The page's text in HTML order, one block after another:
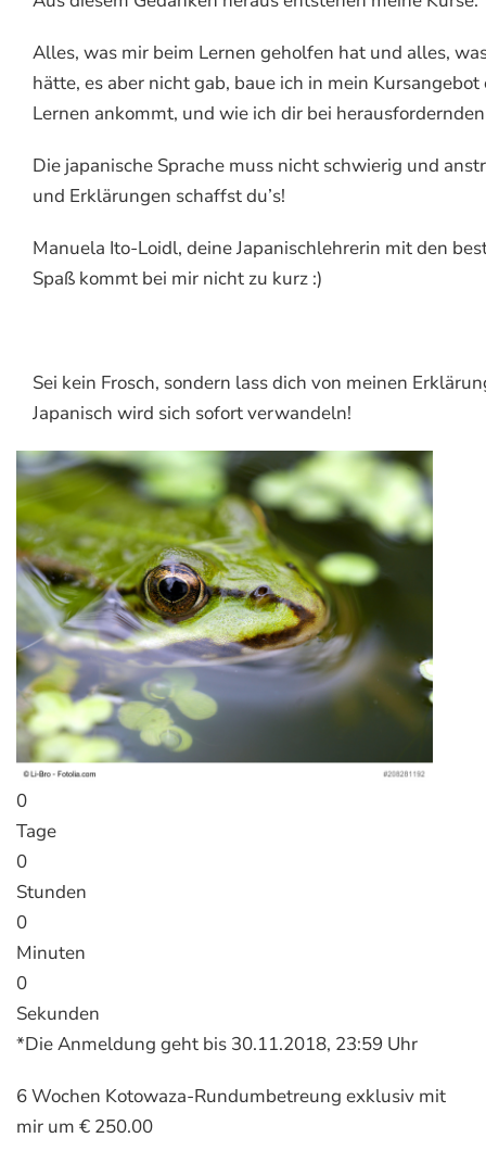
Alles, was mir beim Lernen geholfen hat und alles,
hätte, es aber nicht gab, baue ich in mein
Lernen ankommt, und wie ich dir bei
Die japanische Sprache muss nicht schwierig und
und Erklärungen schaffst du’s!
Manuela Ito-Loidl, deine Japanischlehrerin mit den
Spaß kommt bei mir nicht zu kurz :)
Sei kein Frosch, sondern lass dich von meinen
Japanisch wird sich sofort verwandeln!
0
Tage
0
Stunden
0
Minuten
0
Sekunden
*Die Anmeldung geht bis 30.11.2018, 23:59 Uhr
6 Wochen Kotowaza-Rundumbetreung exklusiv mit
mir um € 250.00